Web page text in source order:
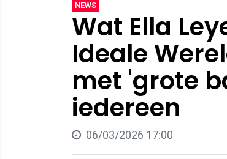
NEWS
Wat Ella
Ideale
met 'grote
iedereen
06/03/2026 17:00